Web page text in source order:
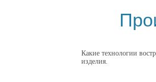
Какие технологии
изделия.